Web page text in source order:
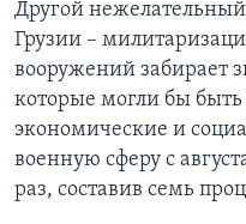
Другой нежелательный
Грузии –
вооружений забирает
которые могли бы
экономические и
военную сферу с
раз, составив семь